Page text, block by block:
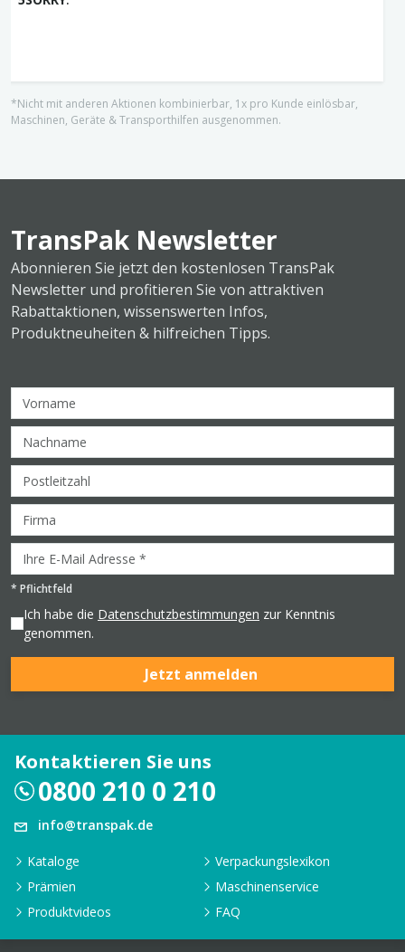
*Nicht mit anderen Aktionen kombinierbar, 1x pro Kunde einlösbar,
Maschinen, Geräte & Transporthilfen ausgenommen.
TransPak Newsletter
Abonnieren Sie jetzt den kostenlosen TransPak
Newsletter und profitieren Sie von attraktiven
Rabattaktionen, wissenswerten Infos,
Produktneuheiten & hilfreichen Tipps.
* Pflichtfeld
Ich habe die Datenschutzbestimmungen zur Kenntnis
genommen.
Jetzt anmelden
Kontaktieren Sie uns
0800 210 0 210
info@transpak.de
Kataloge
Verpackungslexikon
Prämien
Maschinenservice
Produktvideos
FAQ